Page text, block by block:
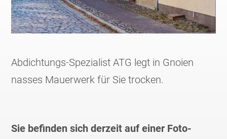
Abdichtungs-Spezialist ATG legt in Gnoien
nasses Mauerwerk für Sie trocken.
Sie befinden sich derzeit auf einer Foto-